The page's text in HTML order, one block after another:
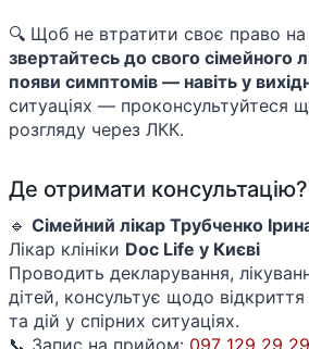
🔍 Щоб не втратити своє право
звертайтесь до свого сімейного
появи симптомів — навіть у
ситуаціях — проконсультуйтеся
розгляду через ЛКК.
Де отримати консультацію?
🔹 Сімейний лікар Трубченко
Лікар клініки Doc Life у Києві
Проводить декларування,
дітей, консультує щодо
та дій у спірних ситуаціях.
📞 Запис на прийом: 097 129 29 29